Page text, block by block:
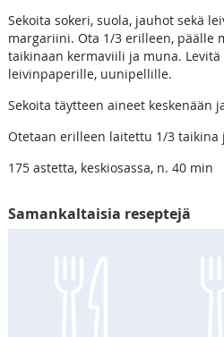
Sekoita sokeri, suola, jauhot sekä
margariini. Ota 1/3 erilleen, päälle
taikinaan kermaviili ja muna.
leivinpaperille, uunipellille.
Sekoita täytteen aineet keskenään
Otetaan erilleen laitettu 1/3 taikina
175 astetta, keskiosassa, n. 40 min
Samankaltaisia reseptejä